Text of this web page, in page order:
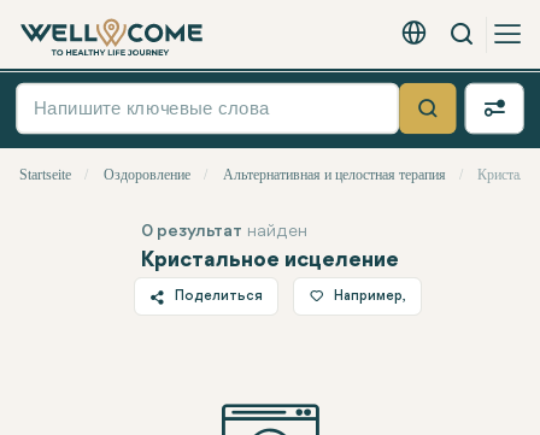
Русский - EUR
Вызов
Быстрое
Suche
Startseite Оздоровление Альтернативная и целостная терапия
Кристальное исцеление
0 результат найден
Поделиться Например,